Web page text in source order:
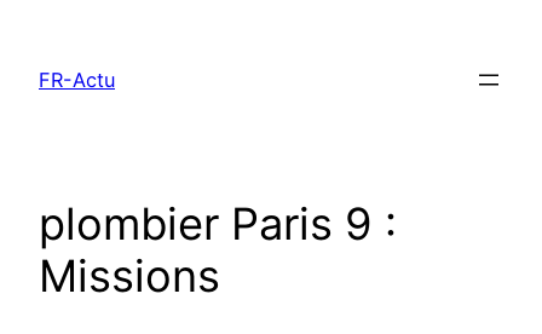
contenu
FR-Actu
plombier Paris 9 :
Missions